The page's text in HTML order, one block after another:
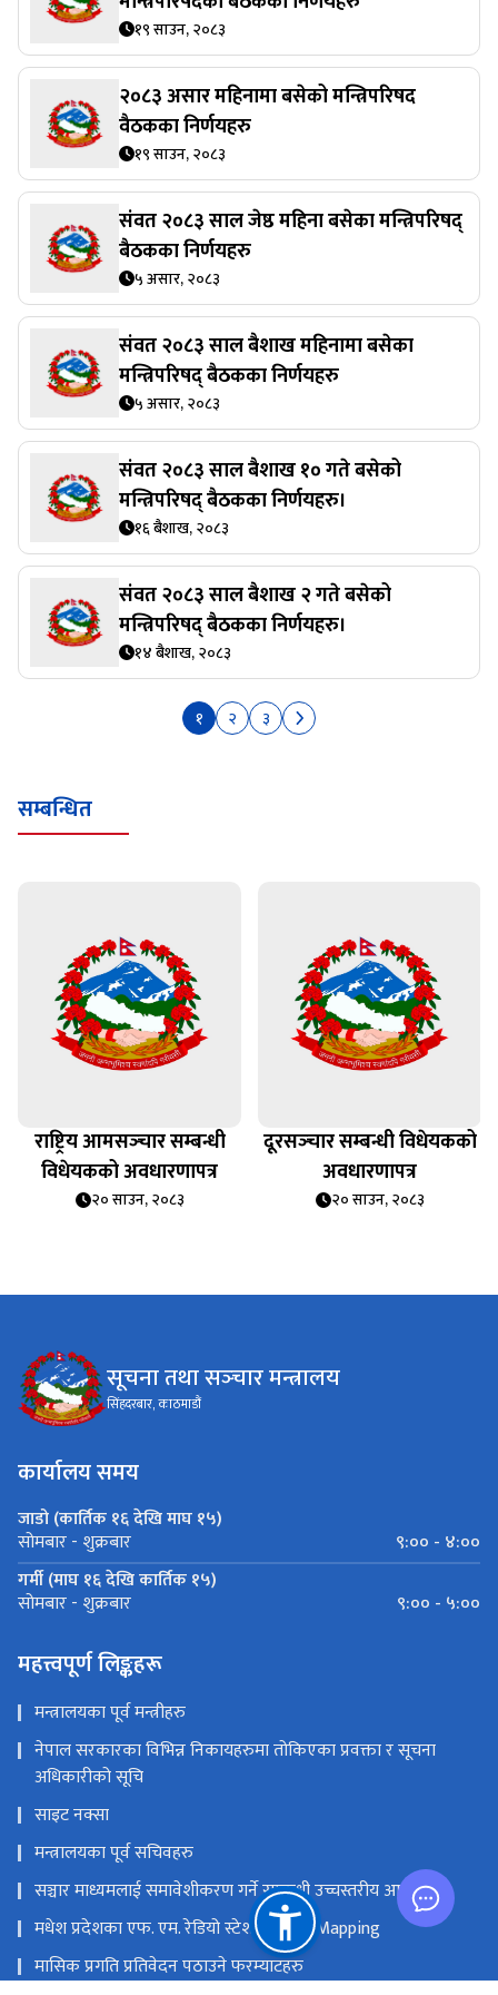
१९ साउन, २०८३
२०८३ असार महिनामा बसेको मन्त्रिपरिषद
वैठकका निर्णयहरु
१९ साउन, २०८३
संवत २०८३ साल जेष्ठ महिना बसेका मन्त्रिपरिषद्
बैठकका निर्णयहरु
५ असार, २०८३
संवत २०८३ साल बैशाख महिनामा बसेका
मन्त्रिपरिषद् बैठकका निर्णयहरु
५ असार, २०८३
संवत २०८३ साल बैशाख १० गते बसेको
मन्त्रिपरिषद् बैठकका निर्णयहरु।
१६ बैशाख, २०८३
संवत २०८३ साल बैशाख २ गते बसेको
मन्त्रिपरिषद् बैठकका निर्णयहरु।
१४ बैशाख, २०८३
१ २ ३
सम्बन्धित
राष्ट्रिय आमसञ्‍चार सम्बन्धी
विधेयकको अवधारणापत्र
२० साउन, २०८३
दूरसञ्‍चार सम्बन्धी विधेयकको
अवधारणापत्र
२० साउन, २०८३
सूचना तथा सञ्‍चार मन्त्रालय
सिंहदरबार, काठमाडौं
कार्यालय समय
जाडो (कार्तिक १६ देखि माघ १५)
सोमबार - शुक्रबार
९:०० - ४:००
गर्मी (माघ १६ देखि कार्तिक १५)
सोमबार - शुक्रबार ९:०० - ५:००
महत्त्वपूर्ण लिङ्कहरू
मन्त्रालयका पूर्व मन्त्रीहरु
नेपाल सरकारका विभिन्न निकायहरुमा तोकिएका प्रवक्ता र सूचना
अधिकारीको सूचि
साइट नक्सा
मन्त्रालयका पूर्व सचिवहरु
सञ्चार माध्यमलाई समावेशीकरण गर्ने सम्बन्धी उच्चस्तरीय आयोग
मधेश प्रदेशका एफ. एम. रेडियो स्टेशनको GIS Mapping
मासिक प्रगति प्रतिवेदन पठाउने फरम्याटहरु